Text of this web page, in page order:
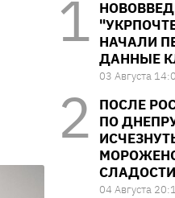
НАЧАЛИ
ДАННЫЕ
03 Августа
ПОСЛЕ
ПО
СЛАДОСТИ
04 Августа